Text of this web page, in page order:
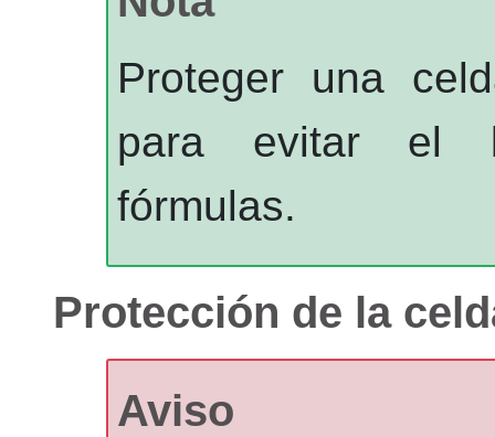
Proteger una
para evitar el
fórmulas.
Protección de la
Aviso